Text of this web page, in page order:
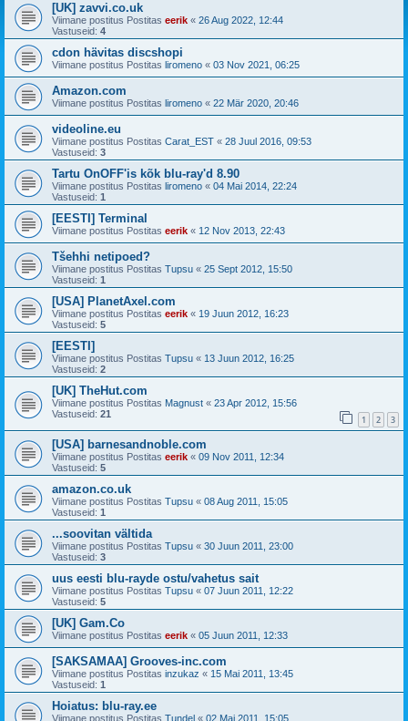
[UK] zavvi.co.uk
Viimane postitus Postitas eerik « 26 Aug 2022, 12:44
Vastuseid: 4
cdon hävitas discshopi
Viimane postitus Postitas liromeno « 03 Nov 2021, 06:25
Amazon.com
Viimane postitus Postitas liromeno « 22 Mär 2020, 20:46
videoline.eu
Viimane postitus Postitas Carat_EST « 28 Juul 2016, 09:53
Vastuseid: 3
Tartu OnOFF'is kõk blu-ray'd 8.90
Viimane postitus Postitas liromeno « 04 Mai 2014, 22:24
Vastuseid: 1
[EESTI] Terminal
Viimane postitus Postitas eerik « 12 Nov 2013, 22:43
Tšehhi netipoed?
Viimane postitus Postitas Tupsu « 25 Sept 2012, 15:50
Vastuseid: 1
[USA] PlanetAxel.com
Viimane postitus Postitas eerik « 19 Juun 2012, 16:23
Vastuseid: 5
[EESTI]
Viimane postitus Postitas Tupsu « 13 Juun 2012, 16:25
Vastuseid: 2
[UK] TheHut.com
Viimane postitus Postitas Magnust « 23 Apr 2012, 15:56
Vastuseid: 21 1 2 3
[USA] barnesandnoble.com
Viimane postitus Postitas eerik « 09 Nov 2011, 12:34
Vastuseid: 5
amazon.co.uk
Viimane postitus Postitas Tupsu « 08 Aug 2011, 15:05
Vastuseid: 1
...soovitan vältida
Viimane postitus Postitas Tupsu « 30 Juun 2011, 23:00
Vastuseid: 3
uus eesti blu-rayde ostu/vahetus sait
Viimane postitus Postitas Tupsu « 07 Juun 2011, 12:22
Vastuseid: 5
[UK] Gam.Co
Viimane postitus Postitas eerik « 05 Juun 2011, 12:33
[SAKSAMAA] Grooves-inc.com
Viimane postitus Postitas inzukaz « 15 Mai 2011, 13:45
Vastuseid: 1
Hoiatus: blu-ray.ee
Viimane postitus Postitas Tundel « 02 Mai 2011, 15:05